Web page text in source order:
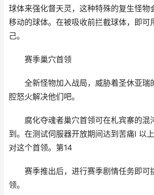
球体来强化督天灵，这种特殊的复生怪物
移动的球体。在被吸收前拦截球体，即可
己。
赛季巢穴首领
全新怪物加入战局，威胁着圣休亚瑞
腔怒火解决他们吧。
腐化夺魂者巢穴首领可在札宾寨的混
到。在测试伺服器开放期间达到苦痛I 以
对这个首领。第14
赛季推出后，进行赛季剧情任务即可
领。